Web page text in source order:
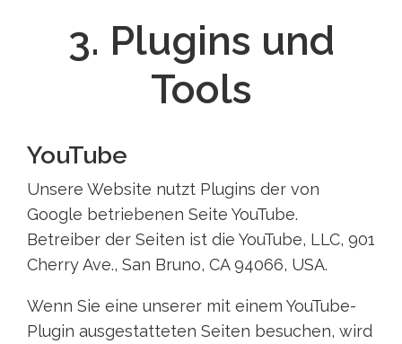
3. Plugins und
Tools
YouTube
Unsere Website nutzt Plugins der von
Google betriebenen Seite YouTube.
Betreiber der Seiten ist die YouTube, LLC, 901
Cherry Ave., San Bruno, CA 94066, USA.
Wenn Sie eine unserer mit einem YouTube-
Plugin ausgestatteten Seiten besuchen, wird